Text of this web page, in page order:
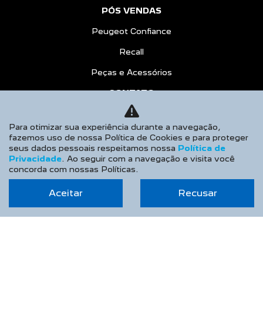
Fale Conosco
Agende um Emotion Drive
Trabalhe Conosco
Política de Privacidade
COMPARATIVO
AGENDE UM TEST DRIVE
No trânsito, enxergar o outro salva
vidas.
Para otimizar sua experiência durante a navegação,
fazemos uso de nossa Política de Cookies e para proteger
seus dados pessoais respeitamos nossa Política de
Privacidade. Ao seguir com a navegação e visita você
concorda com nossas Políticas.
Aceitar Recusar